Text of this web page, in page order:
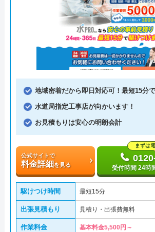
地域密着だから即日対応可！最短15分
水道局指定工事店が向かいます！
お見積もりは安心の明朗会計
公式サイトで
料金詳細を見る
まずは
受付時間 24時
駆けつけ時間 最短15分
出張見積もり 見積り・出張費無料
作業料金 基本料金5,500円～